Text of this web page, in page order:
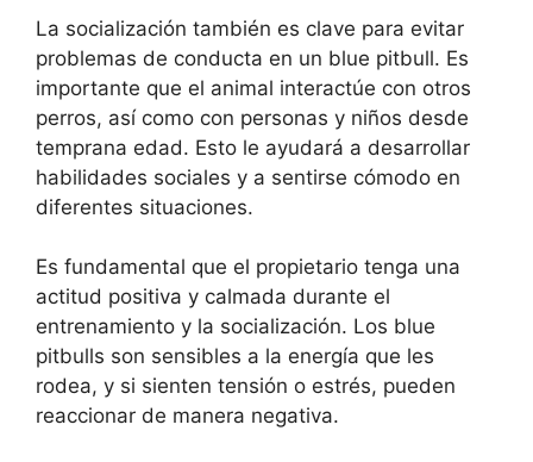
La socialización también es clave para evitar
problemas de conducta en un blue pitbull. Es
importante que el animal interactúe con otros
perros, así como con personas y niños desde
temprana edad. Esto le ayudará a desarrollar
habilidades sociales y a sentirse cómodo en
diferentes situaciones.
Es fundamental que el propietario tenga una
actitud positiva y calmada durante el
entrenamiento y la socialización. Los blue
pitbulls son sensibles a la energía que les
rodea, y si sienten tensión o estrés, pueden
reaccionar de manera negativa.